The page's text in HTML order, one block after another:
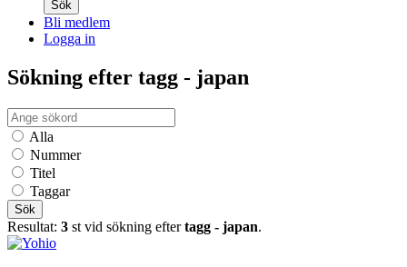
Sök
Bli medlem
Logga in
Sökning efter tagg - japan
Alla
Nummer
Titel
Taggar
Sök
Resultat: 3 st vid sökning eftertagg - japan.